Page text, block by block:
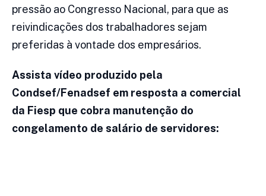
pressão ao Congresso Nacional, para que as
reivindicações dos trabalhadores sejam
preferidas à vontade dos empresários.
Assista vídeo produzido pela
Condsef/Fenadsef em resposta a comercial
da Fiesp que cobra manutenção do
congelamento de salário de servidores: